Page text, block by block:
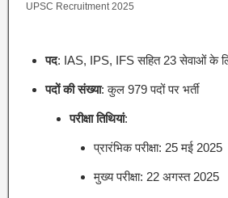
UPSC Recruitment 2025
पद: IAS, IPS, IFS सहित 23 सेवाओं के
पदों की संख्या:कुल 979 पदों पर भर्ती
परीक्षा तिथियां:
प्रारंभिक परीक्षा: 25 मई 2025
मुख्य परीक्षा: 22 अगस्त 2025